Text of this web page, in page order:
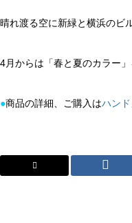
晴れ渡る空に新緑と横浜のビ
4月からは「春と夏のカラー
●商品の詳細、ご購入はハン